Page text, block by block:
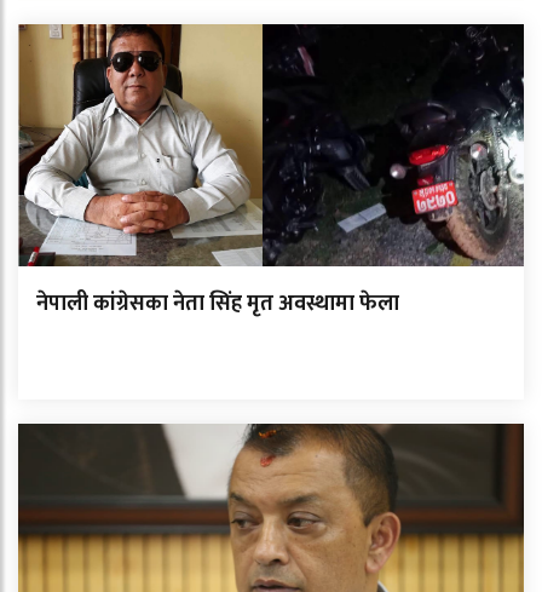
नेपाली कांग्रेसका नेता सिंह मृत अवस्थामा फेला